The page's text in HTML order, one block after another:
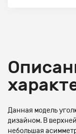
Данная модель
дизайном. В
небольшая